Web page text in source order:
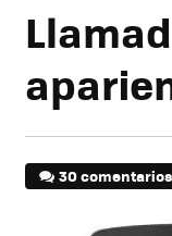
30 comentarios